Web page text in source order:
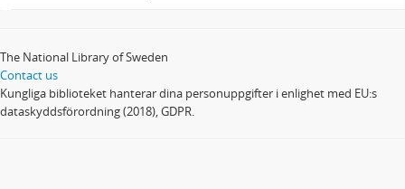
The National Library of Sweden
Contact us
Kungliga biblioteket hanterar dina personuppgifter i enlighet med EU:s
dataskyddsförordning (2018), GDPR.